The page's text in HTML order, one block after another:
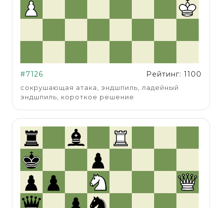
#7126 Рейтинг: 1100
сокрушающая атака, эндшпиль, ладейный
эндшпиль, короткое решение